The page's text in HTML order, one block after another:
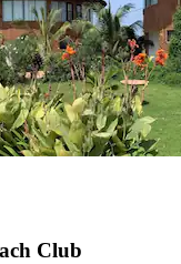
Club